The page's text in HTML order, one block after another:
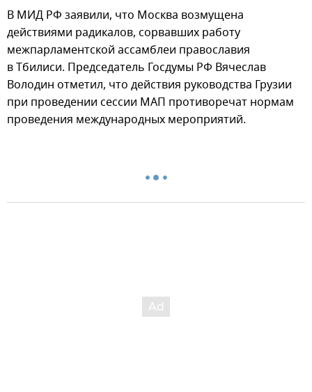
В МИД РФ заявили, что Москва возмущена
действиями радикалов, сорвавших работу
межпарламентской ассамблеи православия
в Тбилиси. Председатель Госдумы РФ Вячеслав
Володин отметил, что действия руководства Грузии
при проведении сессии МАП противоречат нормам
проведения международных мероприятий.